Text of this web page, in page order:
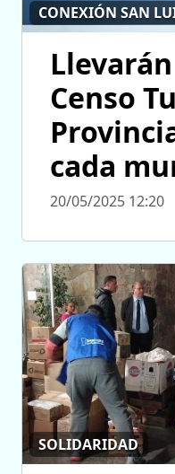
CONEXIÓN SAN
Censo
cada
20/05/2025 12:20
SOLIDARIDAD